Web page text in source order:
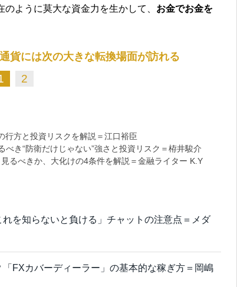
ように莫大な資金力を生かして、 お金でお金を
貨には次の大きな転換場面が訪れる
2
行方と投資リスクを解説＝江口裕臣
き“防衛だけじゃない”強さと投資リスク＝栫井駿介
るべきか、大化けの4条件を解説＝金融ライター K.Y
を知らないと負ける」チャットの注意点＝メダ
FXカバーディーラー」の基本的な稼ぎ方＝岡嶋